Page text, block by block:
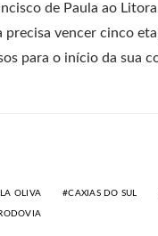
de Paula ao
precisa vencer cinco
para o início da sua
OLIVA CAXIAS DO SUL